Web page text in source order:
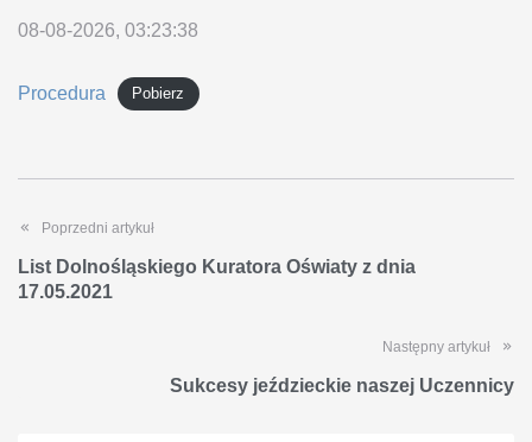
08-08-2026, 03:23:38
Procedura Pobierz
Poprzedni artykuł
List Dolnośląskiego Kuratora Oświaty z dnia
17.05.2021
Następny artykuł
Sukcesy jeździeckie naszej Uczennicy